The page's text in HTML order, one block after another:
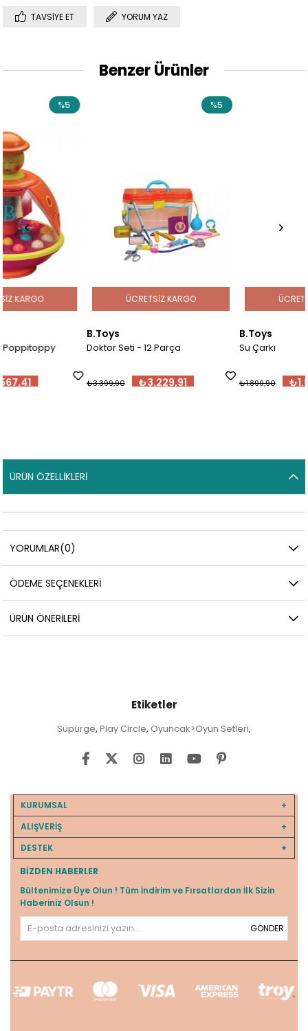
TAVSIYE ET YORUM YAZ
Benzer Ürünler
Doktor Seti - 12 Parça
₺3.229,91
₺3.399,90
ÜCRETSIZ KARGO
Su Çarkı
₺1.804,91
₺1.899,90
ÜCRETSIZ KARGO
ÜRÜN ÖZELLIKLERI
YORUMLAR(0)
ÖDEME SEÇENEKLERI
ÜRÜN ÖNERILERI
Etiketler
Süpürge, Play Circle, Oyuncak>Oyun Setleri,
KURUMSAL
ALIŞVERİŞ
DESTEK
BIZDEN HABERLER
Bültenimize Üye Olun ! Tüm İndirim ve Fırsatlardan İlk Sizin
Haberiniz Olsun !
GÖNDER